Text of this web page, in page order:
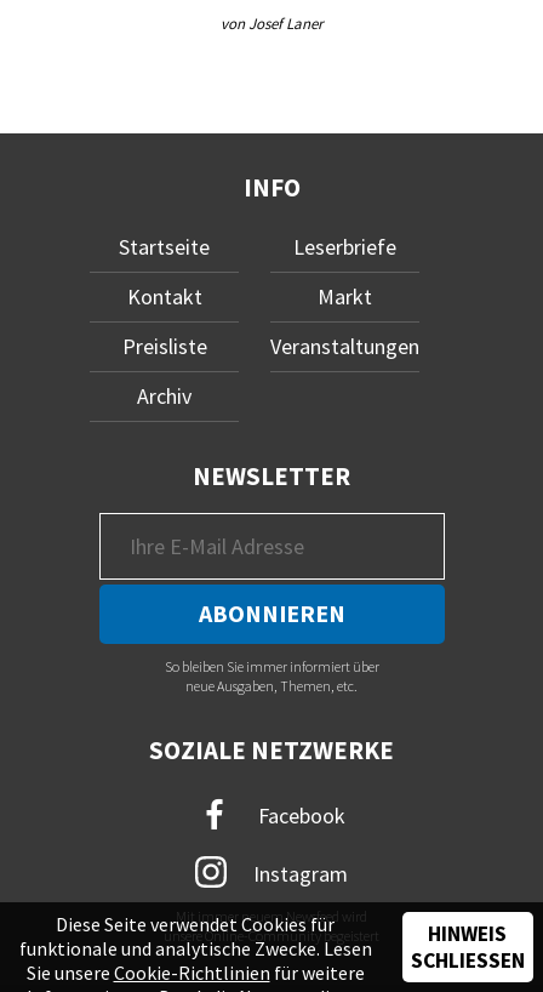
von Josef Laner
INFO
Startseite
Kontakt
Preisliste
Archiv
Leserbriefe
Markt
Veranstaltungen
NEWSLETTER
So bleiben Sie immer informiert über
neue Ausgaben, Themen, etc.
SOZIALE NETZWERKE
Facebook
Instagram
Mit immer neuem Newsfeed wird
unsere Online-Community begeistert
Diese Seite verwendet Cookies für
funktionale und analytische Zwecke. Lesen
Sie unsere Cookie-Richtlinien für weitere
HINWEIS
SCHLIESSEN